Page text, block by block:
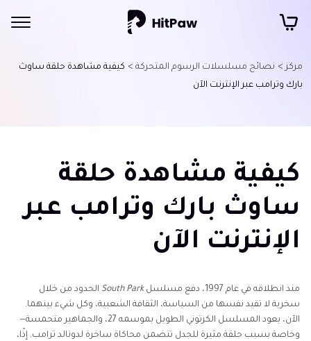
مركز > نصائح مسلسلات الرسوم المتحركة > كيفية مشاهدة حلقة ساوث
بارك وترامب عبر الإنترنت الآن
كيفية مشاهدة حلقة
ساوث بارك وترامب عبر
الإنترنت الآن
منذ انطلاقه في عام 1997، دفع مسلسل South Park الحدود من خلال
سخرية لا تقيد نفسها من السياسة، الثقافة الشعبية، وكل شيء بينهما.
الآن، يعود المسلسل الكرتوني الطويل بموسمه 27، والجماهير متحمسة—
وخاصة بسبب حلقة مثيرة للجدل تتضمن محاكاة ساخرة لدونالد ترامب. إذًا،